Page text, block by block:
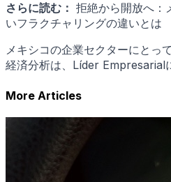
さらに読む： 拒絶から開放へ：
いフラクチャリングの違いとは
メキシコの企業セクターにとっ
経済分析は、Líder Empresarial
More Articles